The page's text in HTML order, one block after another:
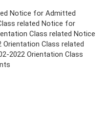
Notice for Admitted
related Notice for
Class related Notice
Class related
2022 Orientation Class